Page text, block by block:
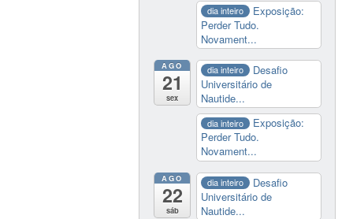
dia inteiro
Exposição:
Perder Tudo.
Novament...
AGO
21
sex
dia inteiro
Desafio
Universitário de
Nautide...
dia inteiro
Exposição:
Perder Tudo.
Novament...
AGO
22
sáb
dia inteiro
Desafio
Universitário de
Nautide...